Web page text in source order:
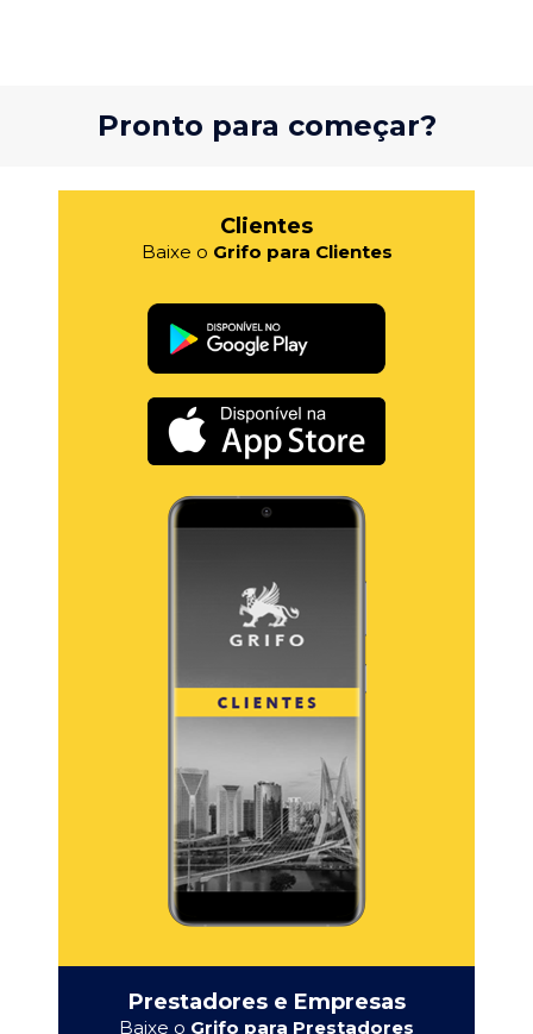
Pronto para começar?
Clientes
Baixe o Grifo para Clientes
Prestadores e Empresas
Baixe o Grifo para Prestadores